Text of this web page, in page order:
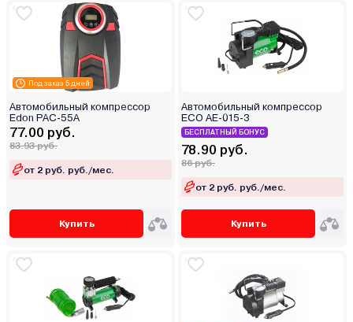
Под заказ 5 дней
Автомобильный компрессор
Edon PAC-55A
77.00 руб.
83.93 руб.
от 2 руб. руб./мес.
Купить
Автомобильный компрессор
ECO AE-015-3
БЕСПЛАТНЫЙ БОНУС
78.90 руб.
86 руб.
от 2 руб. руб./мес.
Купить